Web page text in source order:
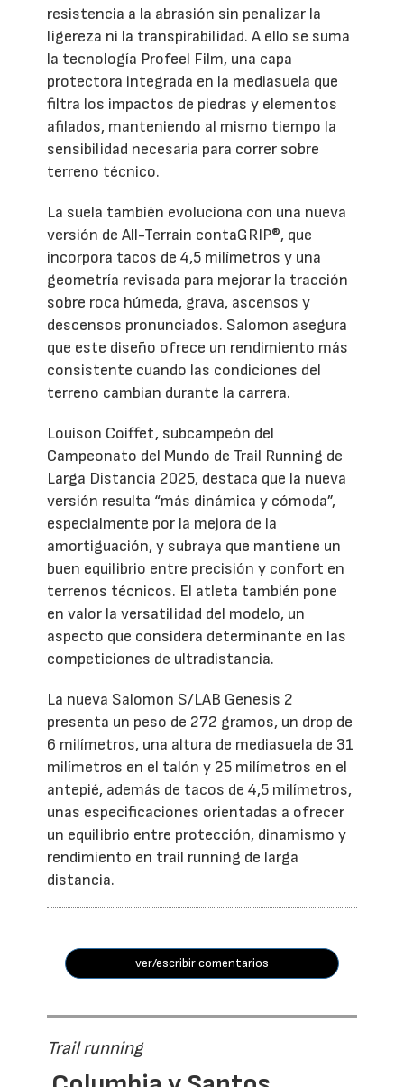
resistencia a la abrasión sin penalizar la
ligereza ni la transpirabilidad. A ello se suma
la tecnología Profeel Film, una capa
protectora integrada en la mediasuela que
filtra los impactos de piedras y elementos
afilados, manteniendo al mismo tiempo la
sensibilidad necesaria para correr sobre
terreno técnico.
La suela también evoluciona con una nueva
versión de All-Terrain contaGRIP®, que
incorpora tacos de 4,5 milímetros y una
geometría revisada para mejorar la tracción
sobre roca húmeda, grava, ascensos y
descensos pronunciados. Salomon asegura
que este diseño ofrece un rendimiento más
consistente cuando las condiciones del
terreno cambian durante la carrera.
Louison Coiffet, subcampeón del
Campeonato del Mundo de Trail Running de
Larga Distancia 2025, destaca que la nueva
versión resulta “más dinámica y cómoda”,
especialmente por la mejora de la
amortiguación, y subraya que mantiene un
buen equilibrio entre precisión y confort en
terrenos técnicos. El atleta también pone
en valor la versatilidad del modelo, un
aspecto que considera determinante en las
competiciones de ultradistancia.
La nueva Salomon S/LAB Genesis 2
presenta un peso de 272 gramos, un drop de
6 milímetros, una altura de mediasuela de 31
milímetros en el talón y 25 milímetros en el
antepié, además de tacos de 4,5 milímetros,
unas especificaciones orientadas a ofrecer
un equilibrio entre protección, dinamismo y
rendimiento en trail running de larga
distancia.
ver/escribir comentarios
Trail running